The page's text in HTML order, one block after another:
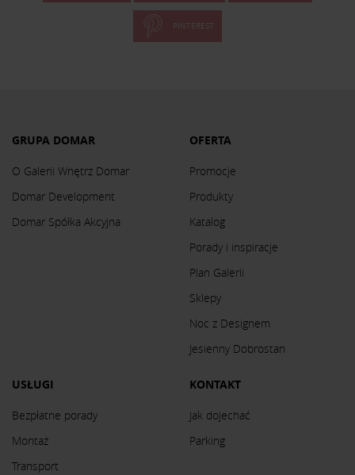
PINTEREST
GRUPA DOMAR
O Galerii Wnętrz Domar
Domar Development
Domar Spółka Akcyjna
OFERTA
Promocje
Produkty
Katalog
Porady i inspiracje
Plan Galerii
Sklepy
Noc z Designem
Jesienny Dobrostan
USŁUGI
Bezpłatne porady
Montaż
Transport
KONTAKT
Jak dojechać
Parking